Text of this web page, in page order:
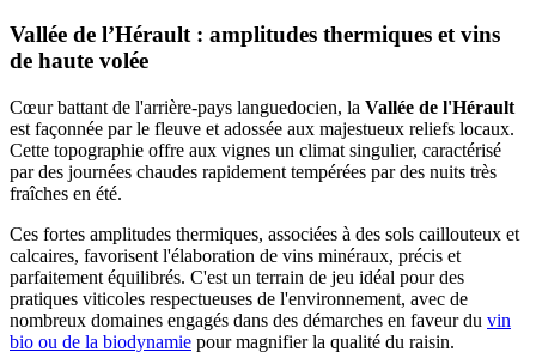
Vallée de l’Hérault : amplitudes thermiques et vins
de haute volée
Cœur battant de l'arrière-pays languedocien, la Vallée de l'Hérault
est façonnée par le fleuve et adossée aux majestueux reliefs locaux.
Cette topographie offre aux vignes un climat singulier, caractérisé
par des journées chaudes rapidement tempérées par des nuits très
fraîches en été.
Ces fortes amplitudes thermiques, associées à des sols caillouteux et
calcaires, favorisent l'élaboration de vins minéraux, précis et
parfaitement équilibrés. C'est un terrain de jeu idéal pour des
pratiques viticoles respectueuses de l'environnement, avec de
nombreux domaines engagés dans des démarches en faveur du vin
bio ou de la biodynamie pour magnifier la qualité du raisin.